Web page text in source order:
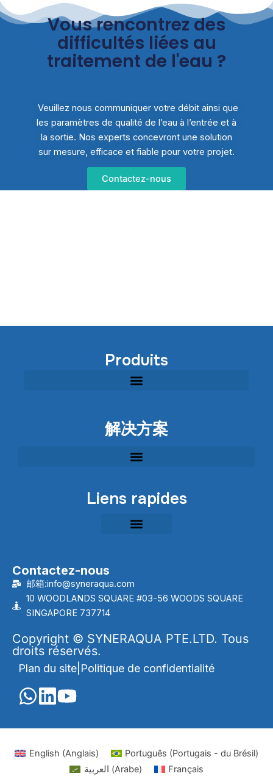
Vous rencontrez des
difficultés liées au
traitement de l'eau ?
Veuillez nous communiquer votre débit ainsi que
les paramètres de qualité de l’eau à l’entrée et à
la sortie. Nos experts concevront une solution
sur mesure, efficace et fiable pour votre projet.
Contactez-nous
Produits
解决方案
Liens rapides
Contactez-nous
邮箱:info@syneraqua.com
10 WOODLANDS SQUARE #03-56 WOODS SQUARE
SINGAPORE 737714
Copyright © SYNERAQUA PTE.LTD. Tous
droits réservés.
Plan du site Politique de confidentialité
English (Anglais) Português (Portugais - du Brésil)
العربية (Arabe) Français